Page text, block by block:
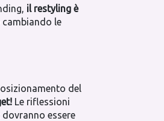
il restyling è
le
del
Le riflessioni
essere